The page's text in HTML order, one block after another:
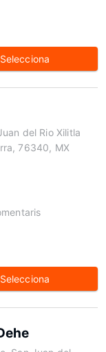
Selecciona
del Rio Xilitla
76340, MX
Selecciona